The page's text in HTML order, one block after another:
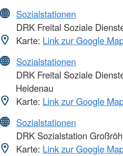
Sozialstationen
DRK Freital Soziale
Karte: Link zur Google
Sozialstationen
DRK Freital Soziale
Heidenau
Karte: Link zur Google
Sozialstationen
DRK Sozialstation
Karte: Link zur Google